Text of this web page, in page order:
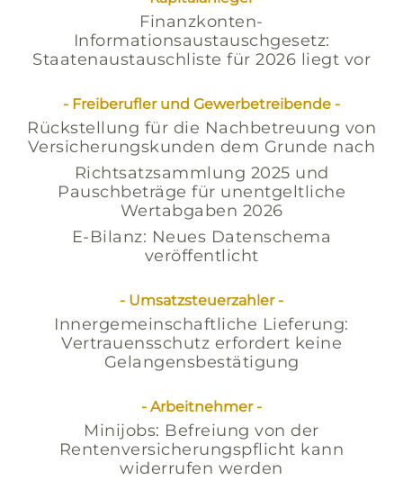
Finanzkonten-
Informationsaustauschgesetz:
Staatenaustauschliste für 2026 liegt vor
- Freiberufler und Gewerbetreibende -
Rückstellung für die Nachbetreuung von
Versicherungskunden dem Grunde nach
Richtsatzsammlung 2025 und
Pauschbeträge für unentgeltliche
Wertabgaben 2026
E-Bilanz: Neues Datenschema
veröffentlicht
- Umsatzsteuerzahler -
Innergemeinschaftliche Lieferung:
Vertrauensschutz erfordert keine
Gelangensbestätigung
- Arbeitnehmer -
Minijobs: Befreiung von der
Rentenversicherungspflicht kann
widerrufen werden